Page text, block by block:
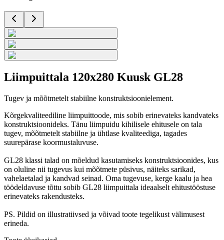
Liimpuittala 120x280 Kuusk GL28
Tugev ja mõõtmetelt stabiilne konstruktsioonielement.
Kõrgekvaliteediline liimpuittoode, mis sobib erinevateks kandvateks
konstruktsioonideks. Tänu liimpuidu kihilisele ehitusele on tala
tugev, mõõtmetelt stabiilne ja ühtlase kvaliteediga, tagades
suurepärase koormustaluvuse.
GL28 klassi talad on mõeldud kasutamiseks konstruktsioonides, kus
on oluline nii tugevus kui mõõtmete püsivus, näiteks sarikad,
vahelaetalad ja kandvad seinad. Oma tugevuse, kerge kaalu ja hea
töödeldavuse tõttu sobib GL28 liimpuittala ideaalselt ehitustööstuse
erinevateks rakendusteks.
PS. Pildid on illustratiivsed ja võivad toote tegelikust välimusest
erineda.